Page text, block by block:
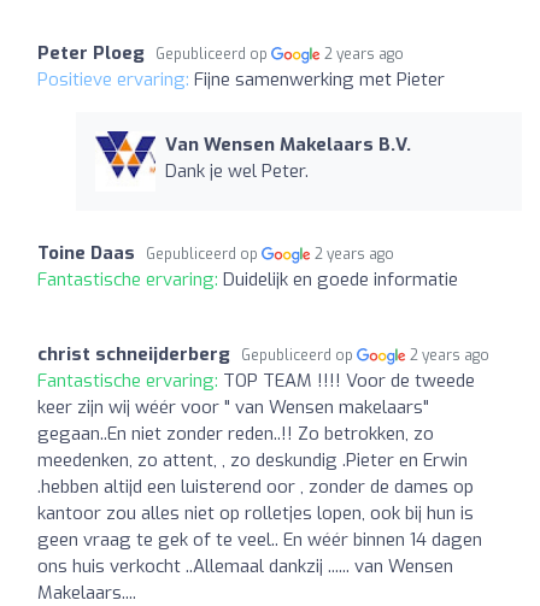
Peter Ploeg Gepubliceerd op 2 years ago
Positieve ervaring: Fijne samenwerking met Pieter
Van Wensen Makelaars B.V.
Dank je wel Peter.
Toine Daas Gepubliceerd op 2 years ago
Fantastische ervaring: Duidelijk en goede informatie
christ schneijderberg Gepubliceerd op 2 years ago
Fantastische ervaring: TOP TEAM !!!! Voor de tweede
keer zijn wij wéér voor " van Wensen makelaars"
gegaan..En niet zonder reden..!! Zo betrokken, zo
meedenken, zo attent, , zo deskundig .Pieter en Erwin
.hebben altijd een luisterend oor , zonder de dames op
kantoor zou alles niet op rolletjes lopen, ook bij hun is
geen vraag te gek of te veel.. En wéér binnen 14 dagen
ons huis verkocht ..Allemaal dankzij ...... van Wensen
Makelaars....